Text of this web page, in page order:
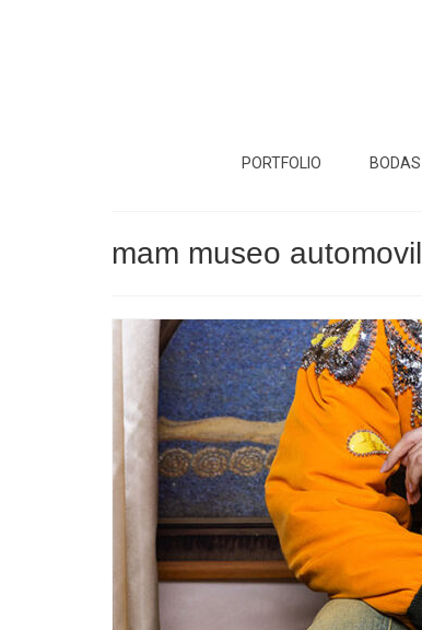
PORTFOLIO BODAS
mam museo automovil